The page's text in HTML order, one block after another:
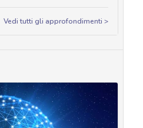
Vedi tutti gli approfondimenti >